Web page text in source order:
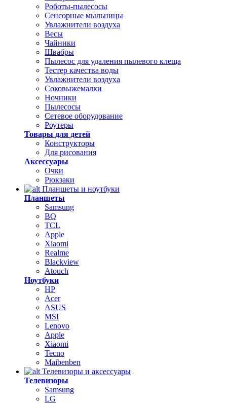
Роботы-пылесосы
Сенсорные мыльницы
Увлажнители воздуха
Весы
Чайники
Швабры
Пылесос для удаления пылевого клеща
Тестер качества воды
Увлажнители воздуха
Соковыжемалки
Ночники
Пылесосы
Сетевое оборудование
Роутеры
Товары для детей
Конструкторы
Для рисования
Аксессуары
Очки
Рюкзаки
Планшеты и ноутбуки
Планшеты
Samsung
BQ
TCL
Apple
Xiaomi
Realme
Blackview
Atouch
Ноутбуки
HP
Acer
ASUS
MSI
Lenovo
Apple
Xiaomi
Tecno
Maibenben
Телевизоры и аксессуары
Телевизоры
Samsung
LG